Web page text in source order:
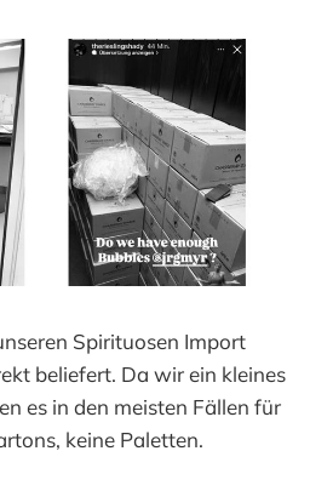
Spirituosen Import
beliefert. Da wir ein kleines
es in den meisten Fällen für
keine Paletten.